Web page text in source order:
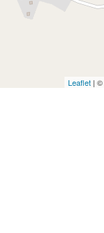
Leaflet | ©